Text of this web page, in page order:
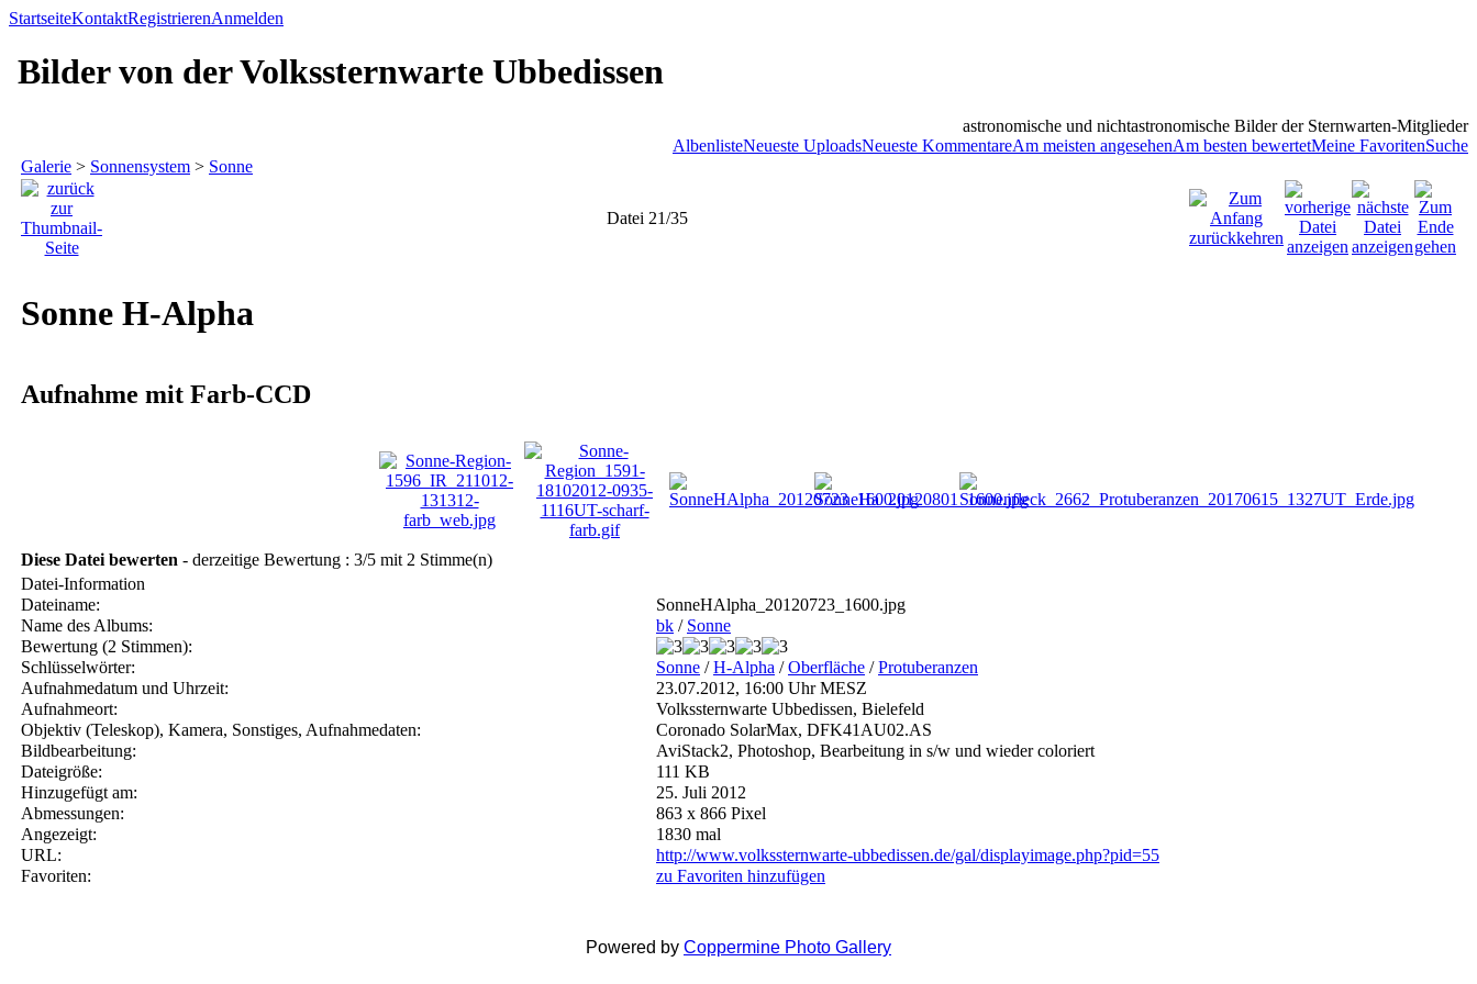
StartseiteKontaktRegistrierenAnmelden
Bilder von der Volkssternwarte Ubbedissen
astronomische und nichtastronomische Bilder der Sternwarten-Mitglieder
AlbenlisteNeueste UploadsNeueste KommentareAm meisten angesehenAm besten bewertetMeine FavoritenSuche
Galerie > Sonnensystem > Sonne
Datei 21/35
Sonne H-Alpha
Aufnahme mit Farb-CCD
Diese Datei bewerten - derzeitige Bewertung : 3/5 mit 2 Stimme(n)
Datei-Information
Dateiname:
SonneHAlpha_20120723_1600.jpg
Name des Albums:
bk / Sonne
Bewertung (2 Stimmen):
Schlüsselwörter:
Sonne /H-Alpha /Oberfläche /Protuberanzen
Aufnahmedatum und Uhrzeit:
23.07.2012, 16:00 Uhr MESZ
Aufnahmeort:
Volkssternwarte Ubbedissen, Bielefeld
Objektiv (Teleskop), Kamera, Sonstiges, Aufnahmedaten:
Coronado SolarMax, DFK41AU02.AS
Bildbearbeitung:
AviStack2, Photoshop, Bearbeitung in s/w und wieder coloriert
Dateigröße:
111 KB
Hinzugefügt am:
25. Juli 2012
Abmessungen:
863 x 866 Pixel
Angezeigt:
1830 mal
URL:
http://www.volkssternwarte-ubbedissen.de/gal/displayimage.php?pid=55
Favoriten:
zu Favoriten hinzufügen
Powered by Coppermine Photo Gallery